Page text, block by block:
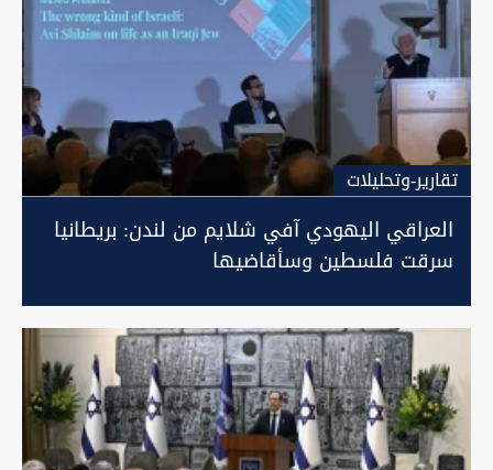
تقارير-وتحليلات
العراقي اليهودي آفي شلايم من لندن: بريطانيا
سرقت فلسطين وسأقاضيها